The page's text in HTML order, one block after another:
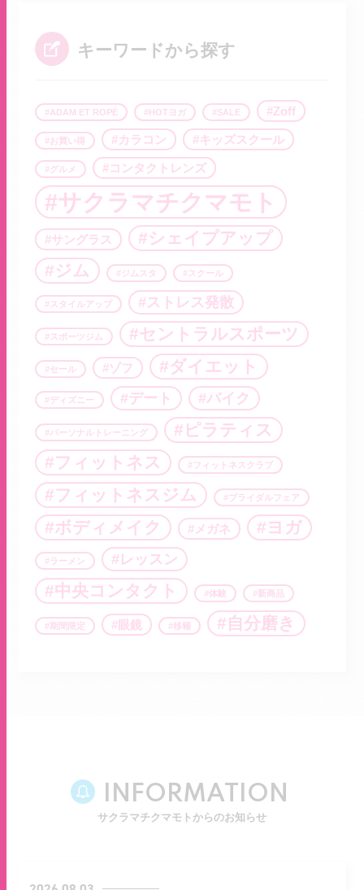
キーワードから探す
ADAM ET ROPÉ HOTヨガ SALE Zoff
お買い得 カラコン キッズスクール
グルメ コンタクトレンズ
サクラマチクマモト
サングラス
シェイプアップ
ジム
ジムスタ スクール
スタイルアップ ストレス発散
スポーツジム セントラルスポーツ
セール ゾフ ダイエット
ディズニー デート バイク
パーソナルトレーニング
ピラティス
フィットネス
フィットネスクラブ
フィットネスジム ブライダルフェア
ボディメイク メガネ ヨガ
ラーメン レッスン
中央コンタクト 体験 新商品
期間限定 眼鏡 移籍 自分磨き
INFORMATION
サクラマチクマモトからのお知らせ